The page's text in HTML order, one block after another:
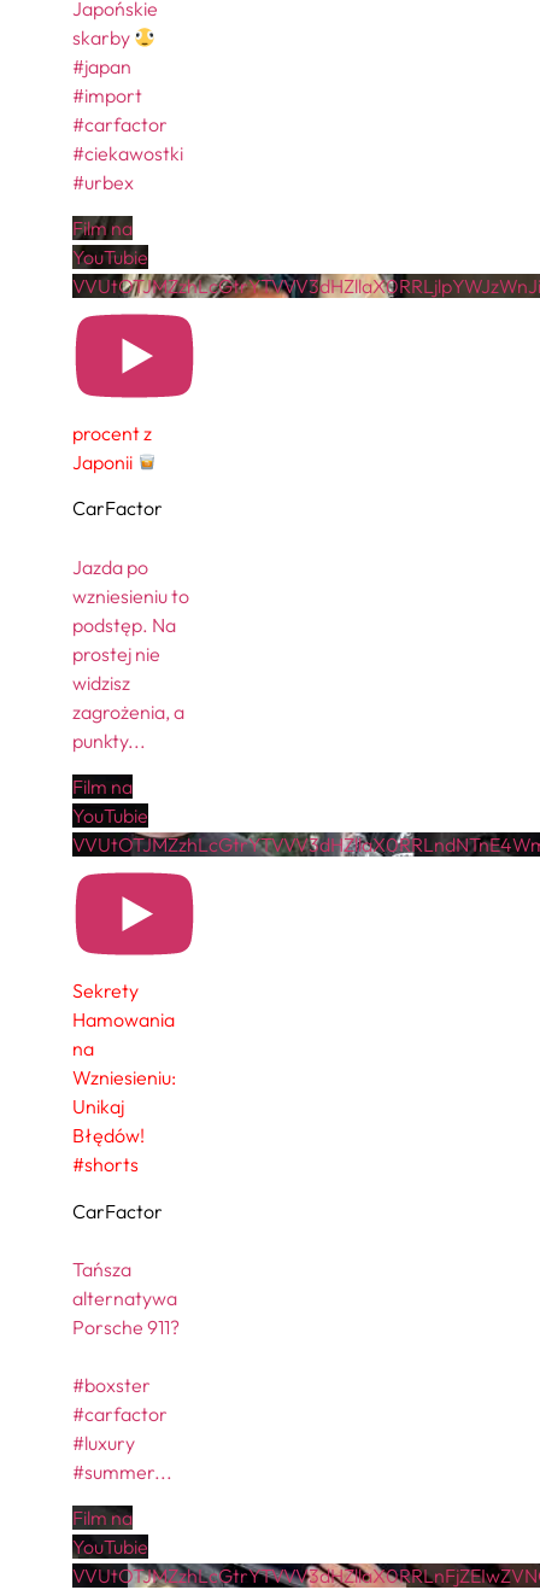
Japońskie
skarby
#japan
#import
#carfactor
#ciekawostki
#urbex
Film na
YouTubie
procent z
Japonii
CarFactor
Jazda po
wzniesieniu to
podstęp. Na
prostej nie
widzisz
zagrożenia, a
punkty...
Film na
YouTubie
Sekrety
Hamowania
na
Wzniesieniu:
Unikaj
Błędów!
#shorts
CarFactor
Tańsza
alternatywa
Porsche 911?
#boxster
#carfactor
#luxury
#summer...
Film na
YouTubie